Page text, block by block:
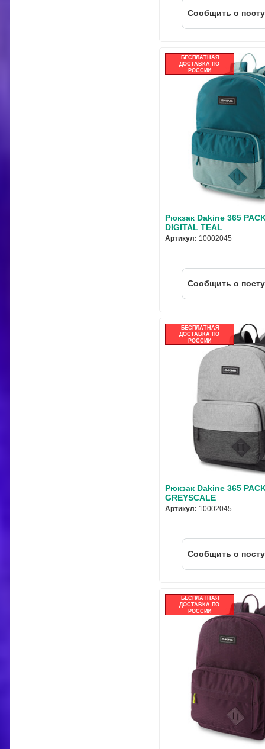
Cообщить о
БЕСПЛАТНАЯ
ДОСТАВКА ПО
РОССИИ
Рюкзак Dakine 365
DIGITAL TEAL
Артикул: 10002045
Cообщить о
БЕСПЛАТНАЯ
ДОСТАВКА ПО
РОССИИ
Рюкзак Dakine 365
GREYSCALE
Артикул: 10002045
Cообщить о
БЕСПЛАТНАЯ
ДОСТАВКА ПО
РОССИИ